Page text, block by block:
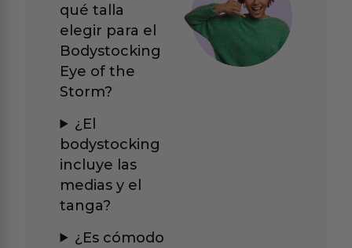
qué talla
elegir para el
Bodystocking
Eye of the
Storm?
¿El
bodystocking
incluye las
medias y el
tanga?
¿Es cómodo